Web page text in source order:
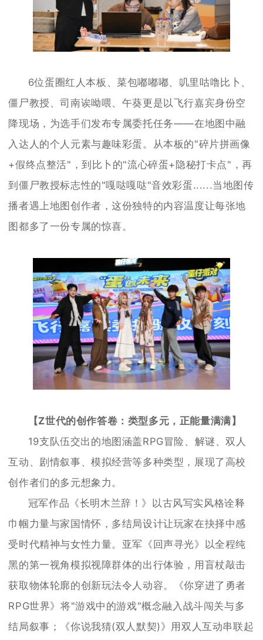
6位蛋圈红人本板、菜包嘟嘟嘟、叽里咕噜比卜、
僵尸教授、司南诶呦喂、午葵更是以飞行嘉宾身份空
降现场，为选手们发布专属委托任务——在地图中融
入达人的个人元素与趣味彩蛋。从本板的"碎片拼画像
+假终点整活"，到比卜的"流心碎蛋+隐秘打卡点"，再
到僵尸教授标志性的"嘎哒嘎哒"音效彩蛋......当地图传
播者遇上地图创作者，这份独特的内容温度让每张地
图都多了一份专属的惊喜。
【Z世代的创作答卷：类型多元，正能量满满】
19支队伍交出的地图涵盖RPG冒险、解谜、双人
互动、剧情叙事、模拟经营等多种类型，展现了高校
创作者们的多元想象力。
冠军作品《长明木兰辞！》以古风写实风格诠释
巾帼力量与家国情怀，多结局设计让玩家在抉择中感
受时代精神与女性力量。亚军《回声寻光》以全程纯
黑的第一视角模拟视障群体的出行体验，用盲杖敲击
获取物体轮廓的创新玩法令人动容。《你穿进了勇者
RPG世界》将"游戏中的游戏"概念融入战斗闯关与多
结局叙事；《你说我猜(双人默契)》用双人互动串联起